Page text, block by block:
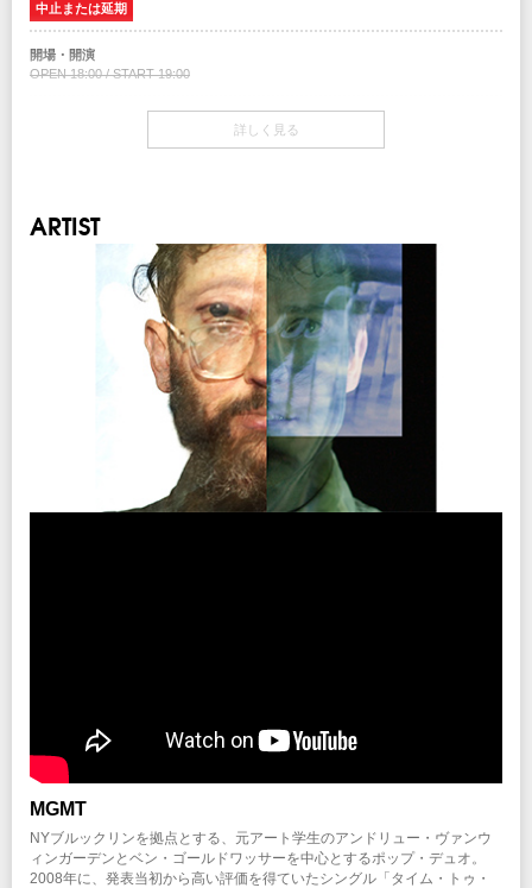
5月31日までの洋楽公演に関するお知らせ
公演につきましては、延期もしくは中止とさせていただきます。
第、詳細をアナウンスさせていただきますので、今しばらくお待ちください。
※お手持ちのチケットは払戻しの際に必要になりますので、大切にお持ちくださ
・新型コロナウィルス感染症への対応についてはこちら
・公演延期・中止、チケット払い戻し対応については
こちら
Announcement about all international Artists’ shows scheduled up until
Amid COVID-19 outbreak, all international artists’ shows scheduled up until May
31st 2020 will be either cancelled or postponed.
Some of the tours during April through May period that have not been officially
announced the status yet, will still not happen during the said period. And for those
Our thoughts and prayers to the victims and their families.
Creativeman Productions
チケット先行
クリエイティブマン 3A 会員先行
期間：1/24(金)15:00～1/27(月)18:00
期間：1/24(金)18:00～1/27(月)18:00
ローソンチケット
期間：1/28(火)12:00～2/3(月)23:59
期間：1/28(火)18:00～2/4(火)9:59
期間：2/1(土)15:00～2/5(水)21:00
期間：1/31(金)​15:00～2/3(月)​23:59
期間：1/28(火)18:00～2/2(日)23:59
：0570-02-9999 Pコード：177-877
：Lコード：55934
キョードーインフォメーション
：0570-200-888
企画・制作・招聘：クリエイティブマン
中止または延期
開場・開演
OPEN 18:00 / START 19:00
￥7,500(税込/All Standing/1Drink別)
クリエイティブマン 3A 会員先行
期間：1/24(金)15:00～1/27(月)18:00
クリエイティブマン モバイル 会員先行
期間：1/24(金)18:00～1/27(月)18:00
期間：1/30(木)12:00～2/2(日)23:59
期間：1/28(火)12:00～2/5(水)11:00
期間：1/30(木)12:00～2/3(月)23:00
※未就学児（６歳未満）のご入場はお断り致します。
クリエイティブマン：03-3499-6669
企画・制作・招聘：クリエイティブマン
詳しく見る
ARTIST
MGMT
NYブルックリンを拠点とする、元アート学生のアンドリュー・ヴァンウ
ィンガーデンとベン・ゴールドワッサーを中心とするポップ・デュオ。
2008年に、発表当初から高い評価を得ていたシングル「タイム・トゥ・